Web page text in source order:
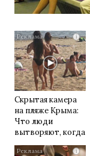
i
Скрытая камера
на пляже Крыма:
Что люди
вытворяют, когда
их не видят...
i